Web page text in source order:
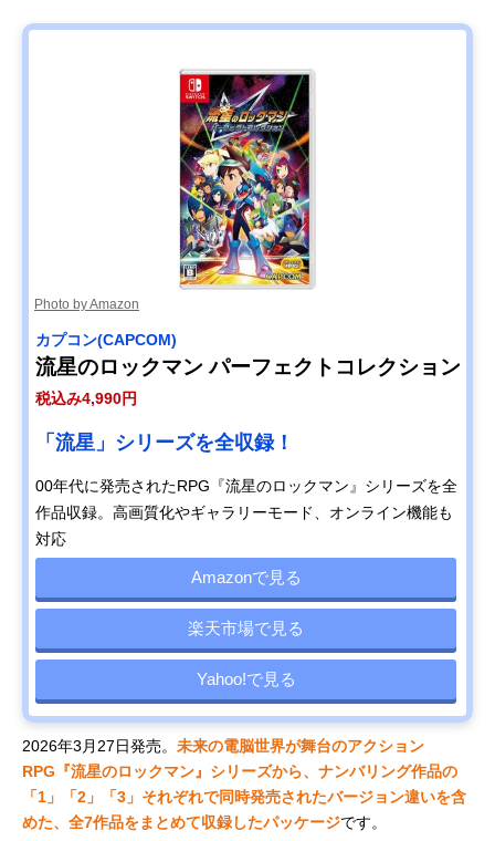
Photo by Amazon
カプコン(CAPCOM)
流星のロックマン パーフェクトコレクション
税込み4,990円
「流星」シリーズを全収録！
00年代に発売されたRPG『流星のロックマン』シリーズを全
作品収録。高画質化やギャラリーモード、オンライン機能も
対応
Amazonで見る
楽天市場で見る
Yahoo!で見る
2026年3月27日発売。 未来の電脳世界が舞台のアクション
RPG『流星のロックマン』シリーズから、ナンバリング作品の
「1」「2」「3」それぞれで同時発売されたバージョン違いを含
めた、全7作品をまとめて収録したパッケージです。